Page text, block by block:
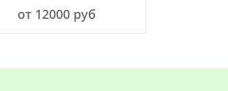
от 12000 руб